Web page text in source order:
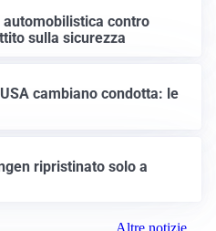
automobilistica contro
sulla sicurezza
cambiano condotta: le
ripristinato solo a